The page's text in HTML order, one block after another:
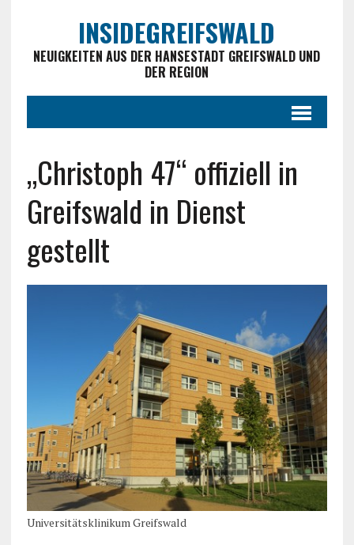
INSIDEGREIFSWALD
NEUIGKEITEN AUS DER HANSESTADT GREIFSWALD UND
DER REGION
„Christoph 47“ offiziell in
Greifswald in Dienst
gestellt
Universitätsklinikum Greifswald